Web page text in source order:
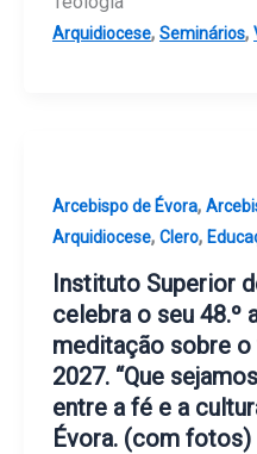
Arquidiocese, Seminários,
Arcebispo de Évora,
Arquidiocese, Clero,
Instituto Superior
celebra o seu 48.º
meditação sobre o
2027. “Que
entre a fé e a
Évora. (com